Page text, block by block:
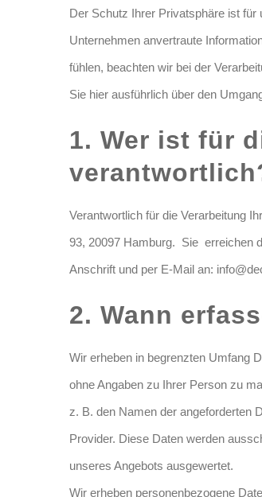
Der Schutz Ihrer Privatsphäre ist
Unternehmen anvertraute
fühlen, beachten wir bei der
Sie hier ausführlich über den
1. Wer ist für
Verantwortlich für die Verarbeitung
93, 20097 Hamburg. Sie erreichen
Anschrift und per E-Mail an:
2. Wann
Wir erheben in begrenzten Umfang
ohne Angaben zu Ihrer Person zu
z. B. den Namen der angeforderten
Provider. Diese Daten werden
unseres Angebots ausgewertet.
Wir erheben personenbezogene